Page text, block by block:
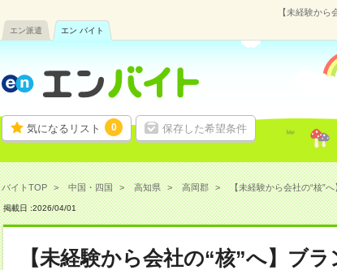
【未経験か
エン派遣 エン バイト
気になるリスト 0 保存した希望条件
バイトTOP 中国・四国 高知県 高岡郡 【未経験から会社の“核”
掲載日 :2026/04/01
【未経験から会社の“核”へ】ブ